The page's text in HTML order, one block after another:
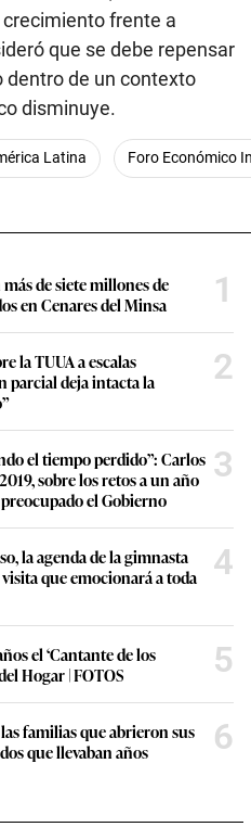
frente a
que se debe repensar
de un contexto
disminuye.
Latina Foro Económico
de siete millones de
en Cenares del Minsa
1
la TUUA a escalas
parcial deja intacta la
2
el tiempo perdido”: Carlos
sobre los retos a un año
el Gobierno
3
la agenda de la gimnasta
que emocionará a toda
4
el ‘Cantante de los
Hogar | FOTOS
5
familias que abrieron sus
que llevaban años
6